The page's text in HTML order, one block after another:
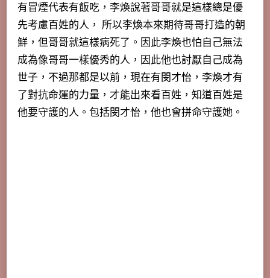
有冒煙代表有飯吃，李煥說著哥哥就是這樣總是優
先考慮百姓的人， 所以李煥本來期待哥哥打造的朝
鮮，但哥哥就這樣病死了。因此李煥也怕自己無法
成為像哥哥一樣優秀的人，因此他也討厭自己成為
世子，不過那都是以前，現在有閔才怡，李煥才有
了對抗命運的力量，才能出來看百姓，知道百姓是
他要守護的人。包括閔才怡，他也會拼命守護她。